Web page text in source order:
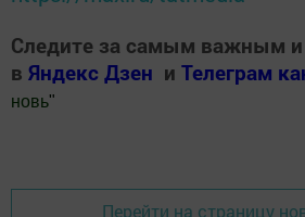
Следите за самым важным
в Яндекс Дзен и Телеграм
новь"
Перейти на страницу